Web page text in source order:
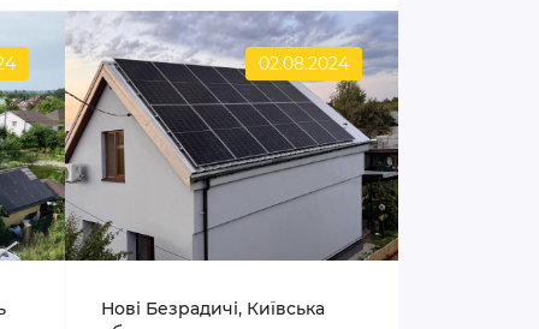
02.08.2024
Нові Безрадичі, Київська